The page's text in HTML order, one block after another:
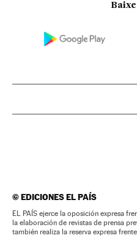
©EDICIONES EL PAÍS
EL PAÍS ejerce la oposición expresa
la elaboración de revistas de prensa
también realiza la reserva expresa